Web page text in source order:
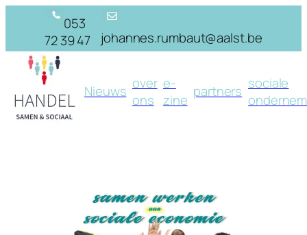
content
053
72 39 47
johannes.rumbaut@aalst.be
Nieuws over
ons
e-
zine partners sociale